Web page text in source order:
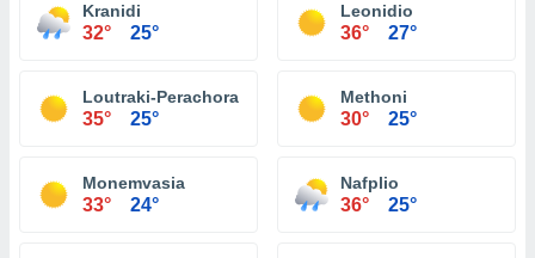
Kranidi
32° 25°
Leonidio
36° 27°
Loutraki-Perachora
35° 25°
Methoni
30° 25°
Monemvasia
33° 24°
Nafplio
36° 25°